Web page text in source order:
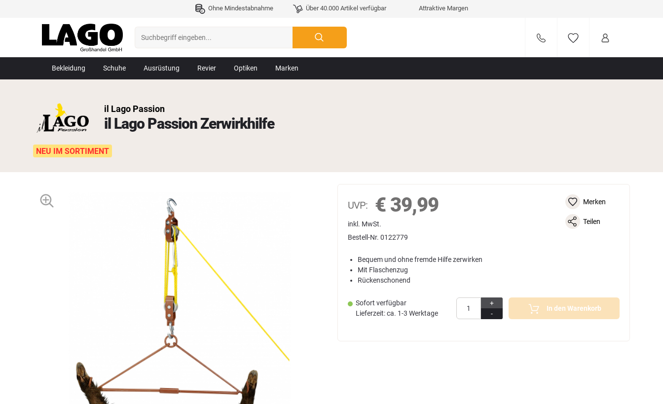
Ohne Mindestabnahme Über 40.000 Artikel verfügbar Attraktive Margen
Bekleidung Schuhe Ausrüstung Revier Optiken Marken
il Lago Passion Zerwirkhilfe
il Lago Passion
NEU IM SORTIMENT
UVP: € 39,99
inkl. MwSt.
Bestell-Nr. 0122779
Merken
Teilen
Bequem und ohne fremde Hilfe zerwirken
Mit Flaschenzug
Rückenschonend
Sofort verfügbar
Lieferzeit: ca. 1-3 Werktage
+
-
In den Warenkorb